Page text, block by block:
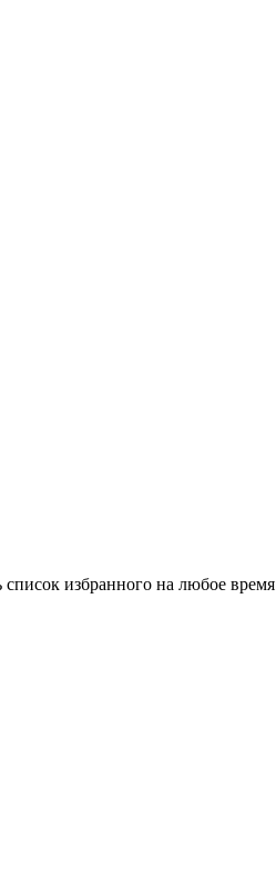
избранного на любое время